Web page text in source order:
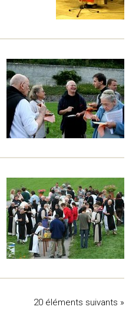
20 éléments suivants »